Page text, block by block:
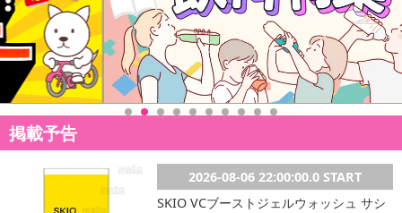
休業日
その他共通および商品カテゴリー別注意事項（※必ずご確認くだ
さい）
掲載予告
2026-08-06 22:00:00.0 START
SKIO VCブーストジェルウォッシュ サシ